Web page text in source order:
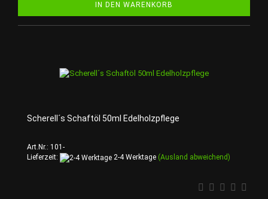
IN DEN WARENKORB
Scherell´s Schaftöl 50ml Edelholzpflege
Art.Nr.: 101-
Lieferzeit:
2-4 Werktage (Ausland abweichend)